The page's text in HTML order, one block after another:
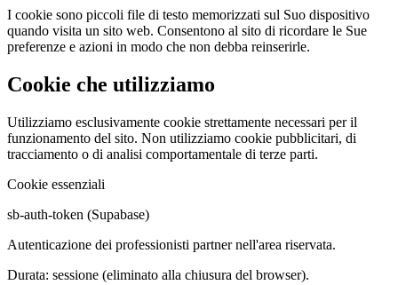
I cookie sono piccoli file di testo memorizzati sul Suo dispositivo
quando visita un sito web. Consentono al sito di ricordare le Sue
preferenze e azioni in modo che non debba reinserirle.
Cookie che utilizziamo
Utilizziamo esclusivamente cookie strettamente necessari per il
funzionamento del sito. Non utilizziamo cookie pubblicitari, di
tracciamento o di analisi comportamentale di terze parti.
Cookie essenziali
sb-auth-token (Supabase)
Autenticazione dei professionisti partner nell'area riservata.
Durata: sessione (eliminato alla chiusura del browser).